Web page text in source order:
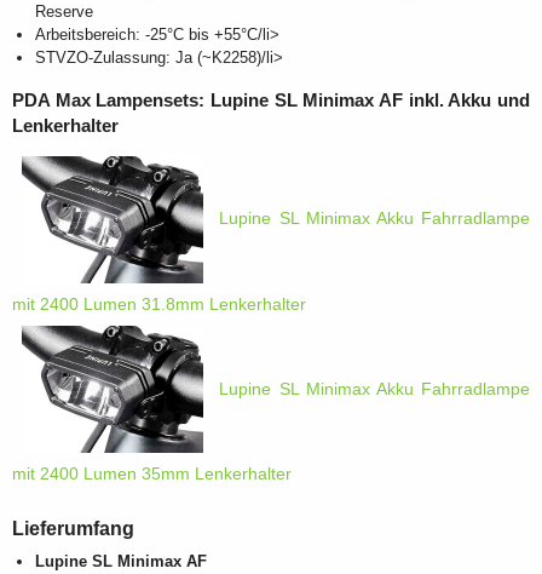
Reserve
Arbeitsbereich: -25°C bis +55°C/li>
STVZO-Zulassung: Ja (~K2258)/li>
PDA Max Lampensets: Lupine SL Minimax AF inkl. Akku und
Lenkerhalter
Lupine SL Minimax Akku Fahrradlampe
mit 2400 Lumen 31.8mm Lenkerhalter
Lupine SL Minimax Akku Fahrradlampe
mit 2400 Lumen 35mm Lenkerhalter
Lieferumfang
Lupine SL Minimax AF